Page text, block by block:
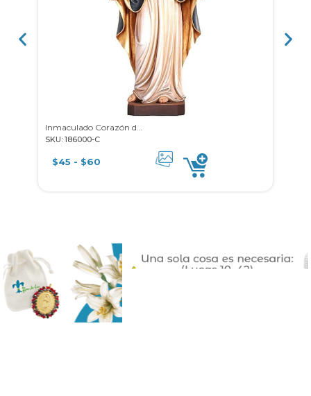
SKU: 186000-C
$45 - $60